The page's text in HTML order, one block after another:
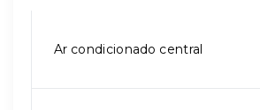
Ar condicionado central